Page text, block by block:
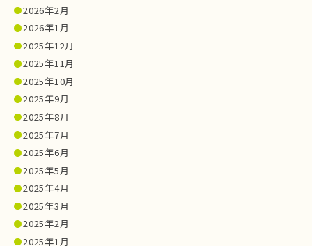
2026年2月
2026年1月
2025年12月
2025年11月
2025年10月
2025年9月
2025年8月
2025年7月
2025年6月
2025年5月
2025年4月
2025年3月
2025年2月
2025年1月